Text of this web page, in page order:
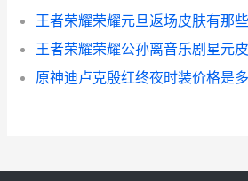
原神迪卢克殷红终夜时装价格是